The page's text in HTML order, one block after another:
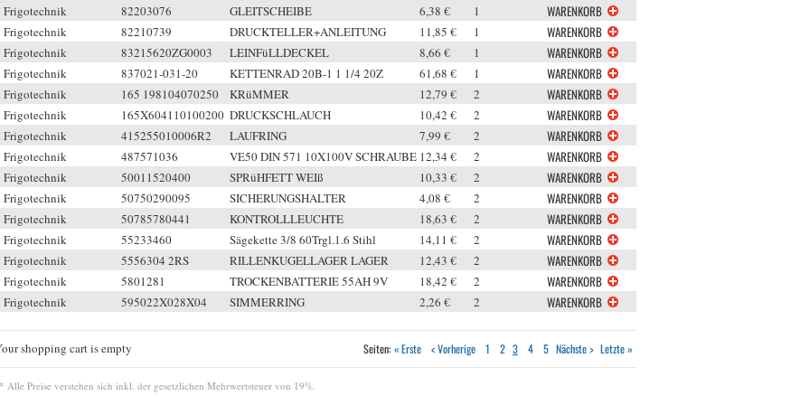
Frigotechnik 82203076 GLEITSCHEIBE 6,38 €
1
Frigotechnik
82210739 DRUCKTELLER+ANLEITUNG 11,85 €
1
Frigotechnik
83215620ZG0003 LEINFüLLDECKEL 8,66 €
1
Frigotechnik
837021-031-20 KETTENRAD 20B-1 1 1/4 20Z 61,68 €
1
Frigotechnik
165 198104070250 KRüMMER 12,79 €
2
Frigotechnik
165X604110100200 DRUCKSCHLAUCH 10,42 €
2
Frigotechnik
415255010006R2 LAUFRING 7,99 €
2
Frigotechnik
487571036 VE50 DIN 571 10X100V SCHRAUBE 12,34 €
2
Frigotechnik
50011520400 SPRüHFETT WEIß 10,33 €
2
Frigotechnik
50750290095 SICHERUNGSHALTER 4,08 €
2
Frigotechnik
50785780441 KONTROLLLEUCHTE 18,63 €
2
Frigotechnik
55233460 Sägekette 3/8 60Trgl.1.6 Stihl 14,11 €
2
Frigotechnik
5556304 2RS RILLENKUGELLAGER LAGER 12,43 €
2
Frigotechnik
5801281 TROCKENBATTERIE 55AH 9V 18,42 €
2
Frigotechnik
595022X028X04 SIMMERRING 2,26 € 2
Seiten: « Erste < Vorherige 1 2 3 4 5 Nächste > Letzte »
shopping cart is empty
* Alle Preise verstehen sich inkl. der gesetzlichen Mehrwertsteuer von 19%.